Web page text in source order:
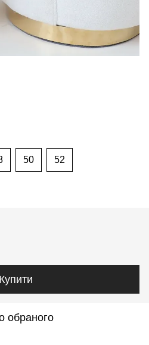
50 52
Купити
обраного